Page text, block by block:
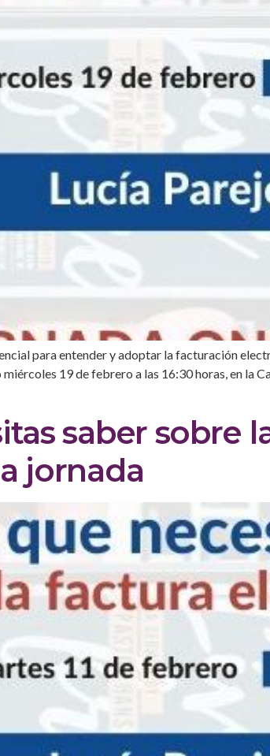
para entender y adoptar la facturación
19 de febrero a las 16:30 horas, en la
saber sobre
jornada